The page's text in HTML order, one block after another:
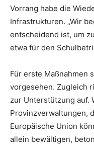
Vorrang habe die
Infrastrukturen. „Wir
entscheidend ist, um
etwa für den
Für erste Maßnahmen
vorgesehen. Zugleich
zur Unterstützung auf.
Provinzverwaltungen,
Europäische Union
allein bewältigen,